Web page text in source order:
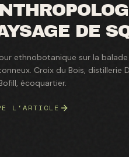
DE
ethnobotanique sur la
Croix du Bois, distillerie
écoquartier.
L'ARTICLE